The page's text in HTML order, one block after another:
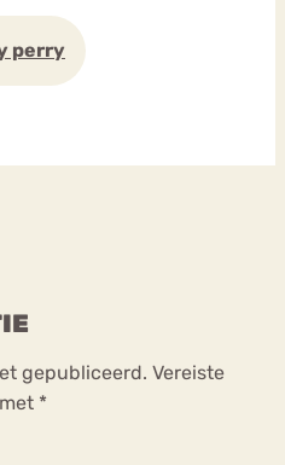
perry
gepubliceerd. Vereiste
*